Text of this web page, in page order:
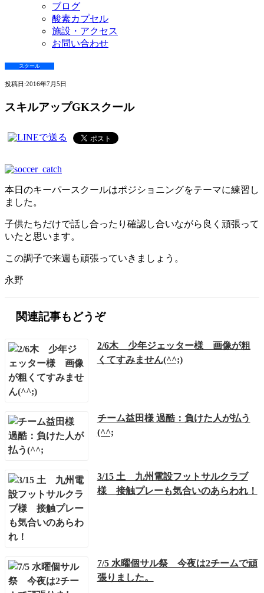
ブログ
酸素カプセル
施設・アクセス
お問い合わせ
スクール
投稿日:2016年7月5日
スキルアップGKスクール
本日のキーパースクールはポジショニングをテーマに練習し
ました。
子供たちだけで話し合ったり確認し合いながら良く頑張って
いたと思います。
この調子で来週も頑張っていきましょう。
永野
関連記事もどうぞ
2/6木 少年ジェッター様 画像が粗
くてすみません(^^;)
チーム益田様 過酷：負けた人が払う
(^^;
3/15 土 九州電設フットサルクラブ
様 接触プレーも気合いのあらわれ！
7/5 水曜個サル祭 今夜は2チームで頑
張りました。